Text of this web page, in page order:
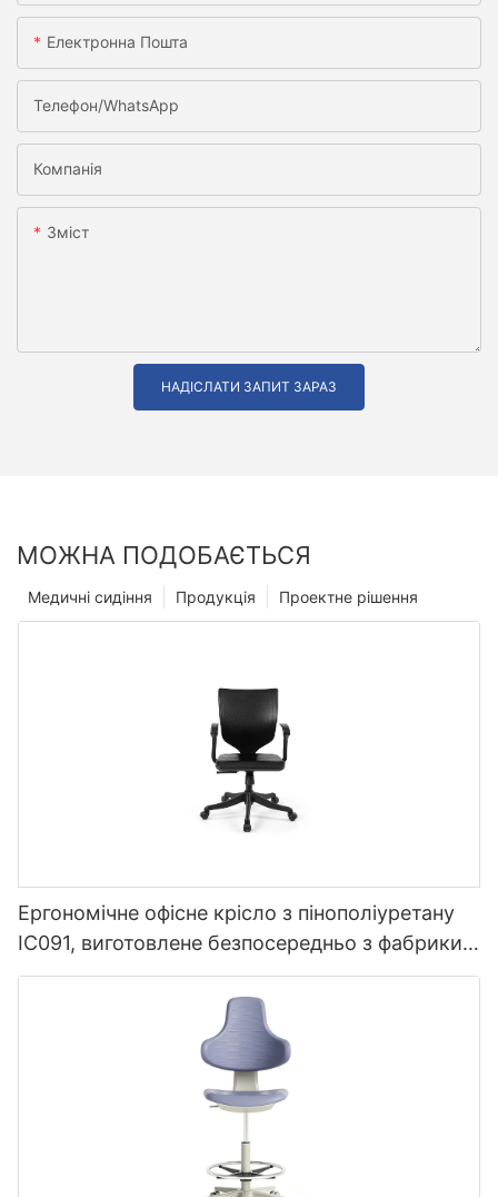
Електронна Пошта
Телефон/WhatsApp
Компанія
Зміст
НАДІСЛАТИ ЗАПИТ ЗАРАЗ
МОЖНА ПОДОБАЄТЬСЯ
Проектне рішення
Продукція
Медичні сидіння
Ергономічне офісне крісло з пінополіуретану
IC091, виготовлене безпосередньо з фабрики,
від HEWEI SEATING